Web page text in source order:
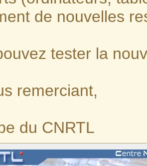
de nouvelles
tester la
remerciant,
du CNRTL